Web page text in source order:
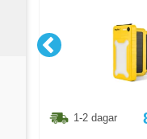
1-2 dagar